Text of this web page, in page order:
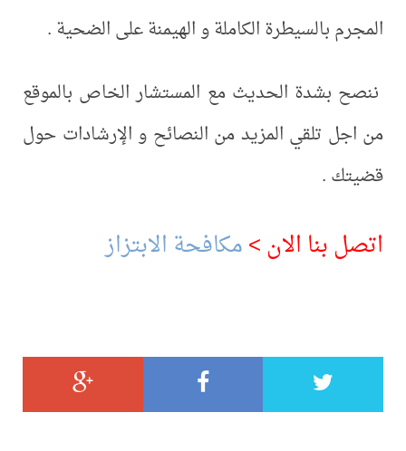
الكاملة و الهيمنة على الضحية .
الحديث مع المستشار الخاص بالموقع
تلقي المزيد من النصائح و الإرشادات حول
الان >مكافحة الابتزاز